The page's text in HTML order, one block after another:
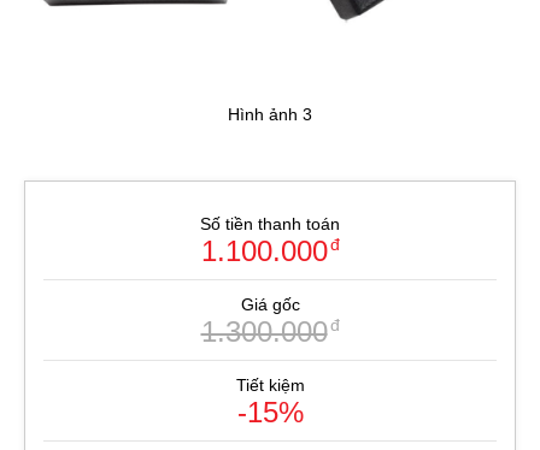
Hình ảnh 3
Số tiền thanh toán
1.100.000đ
Giá gốc
1.300.000đ
Tiết kiệm
-15%